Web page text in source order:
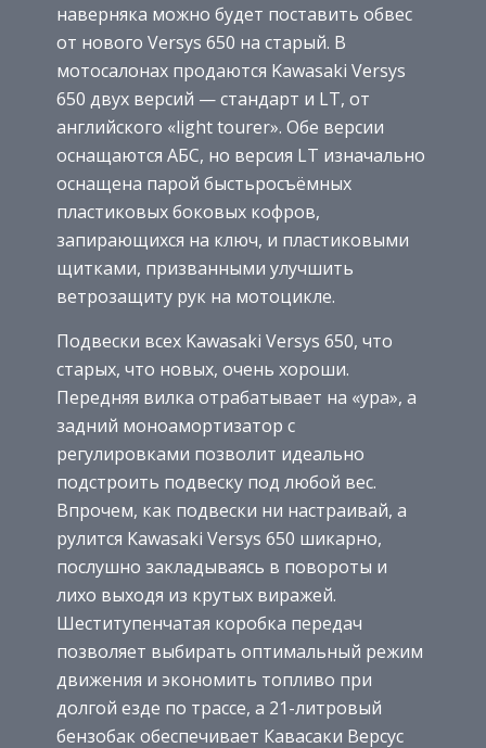
наверняка можно будет поставить обвес
от нового Versys 650 на старый. В
мотосалонах продаются Kawasaki Versys
650 двух версий — стандарт и LT, от
английского «light tourer». Обе версии
оснащаются АБС, но версия LT изначально
оснащена парой быстьросъёмных
пластиковых боковых кофров,
запирающихся на ключ, и пластиковыми
щитками, призванными улучшить
ветрозащиту рук на мотоцикле.
Подвески всех Kawasaki Versys 650, что
старых, что новых, очень хороши.
Передняя вилка отрабатывает на «ура», а
задний моноамортизатор с
регулировками позволит идеально
подстроить подвеску под любой вес.
Впрочем, как подвески ни настраивай, а
рулится Kawasaki Versys 650 шикарно,
послушно закладываясь в повороты и
лихо выходя из крутых виражей.
Шеститупенчатая коробка передач
позволяет выбирать оптимальный режим
движения и экономить топливо при
долгой езде по трассе, а 21-литровый
бензобак обеспечивает Кавасаки Версус